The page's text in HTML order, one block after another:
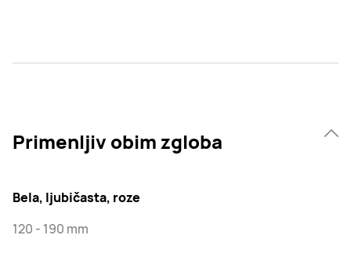
Primenljiv obim zgloba
Bela, ljubičasta, roze
120 - 190 mm